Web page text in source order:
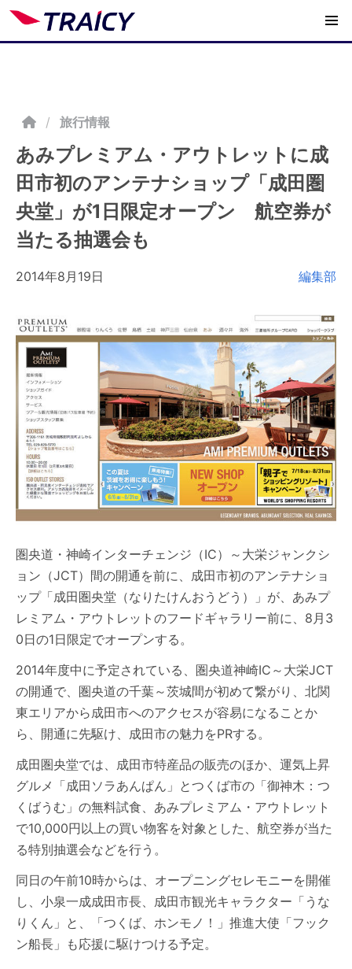
/ 旅行情報
あみプレミアム・アウトレットに成
田市初のアンテナショップ「成田圏
央堂」が1日限定オープン 航空券が
当たる抽選会も
2014年8月19日 編集部
圏央道・神崎インターチェンジ（IC）～大栄ジャンクシ
ョン（JCT）間の開通を前に、成田市初のアンテナショ
ップ「成田圏央堂（なりたけんおうどう）」が、あみプ
レミアム・アウトレットのフードギャラリー前に、8月3
0日の1日限定でオープンする。
2014年度中に予定されている、圏央道神崎IC～大栄JCT
の開通で、圏央道の千葉～茨城間が初めて繋がり、北関
東エリアから成田市へのアクセスが容易になることか
ら、開通に先駆け、成田市の魅力をPRする。
成田圏央堂では、成田市特産品の販売のほか、運気上昇
グルメ「成田ソラあんぱん」とつくば市の「御神木：つ
くばうむ」の無料試食、あみプレミアム・アウトレット
で10,000円以上の買い物客を対象とした、航空券が当た
る特別抽選会などを行う。
同日の午前10時からは、オープニングセレモニーを開催
し、小泉一成成田市長、成田市観光キャラクター「うな
りくん」と、「つくば、ホンモノ！」推進大使「フック
ン船長」も応援に駆けつける予定。